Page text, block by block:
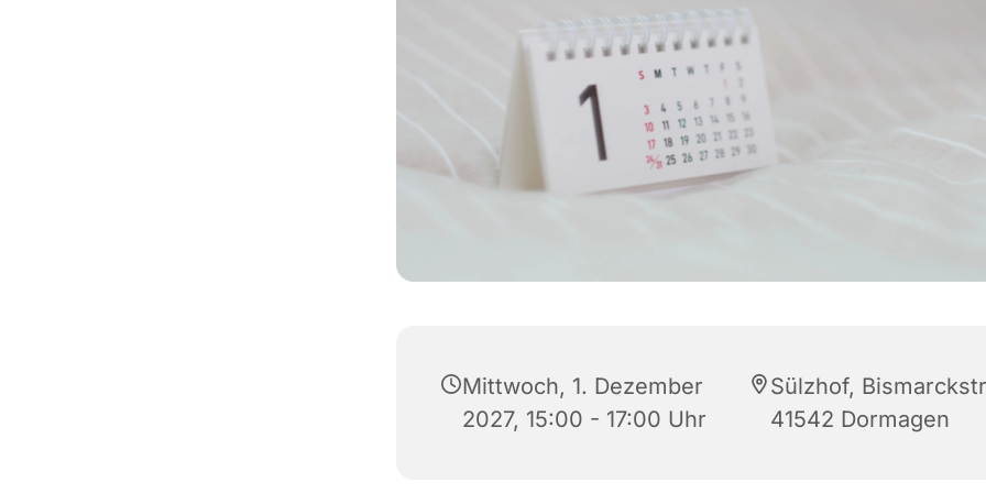
Mittwoch, 1. Dezember
2027, 15:00 - 17:00 Uhr
Sülzhof,
41542 Dormagen